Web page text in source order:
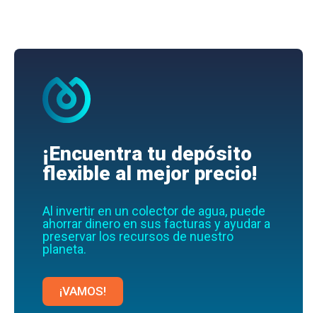
¡Encuentra tu depósito
flexible al mejor precio!
Al invertir en un colector de agua, puede
ahorrar dinero en sus facturas y ayudar a
preservar los recursos de nuestro
planeta.
¡VAMOS!